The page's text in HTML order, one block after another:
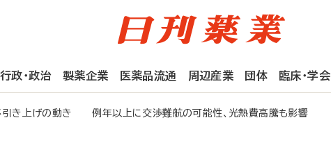
行政・政治 製薬企業 医薬品流通 周辺産業 団体 臨床・学会
引き上げの動き 例年以上に交渉難航の可能性、光熱費高騰も影響